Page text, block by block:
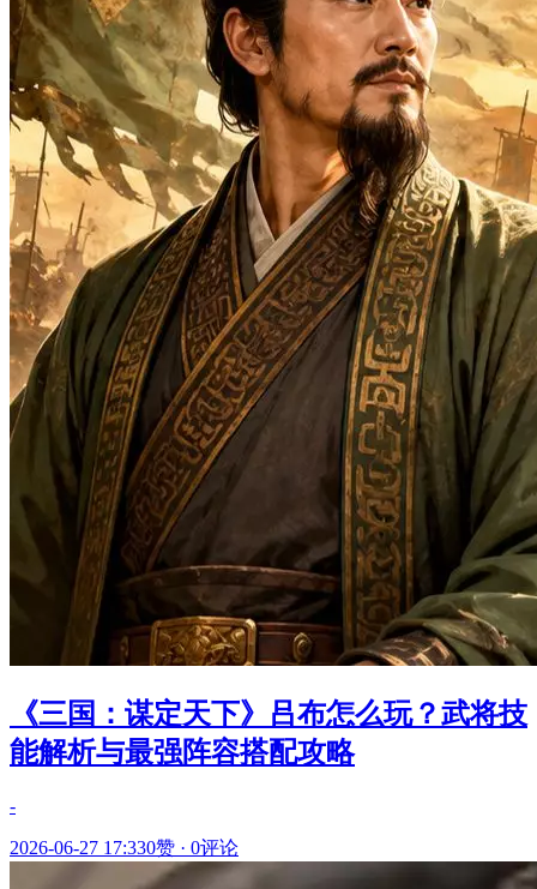
《三国：谋定天下》吕布怎么玩？武将技
能解析与最强阵容搭配攻略
-
2026-06-27 17:330赞 · 0评论